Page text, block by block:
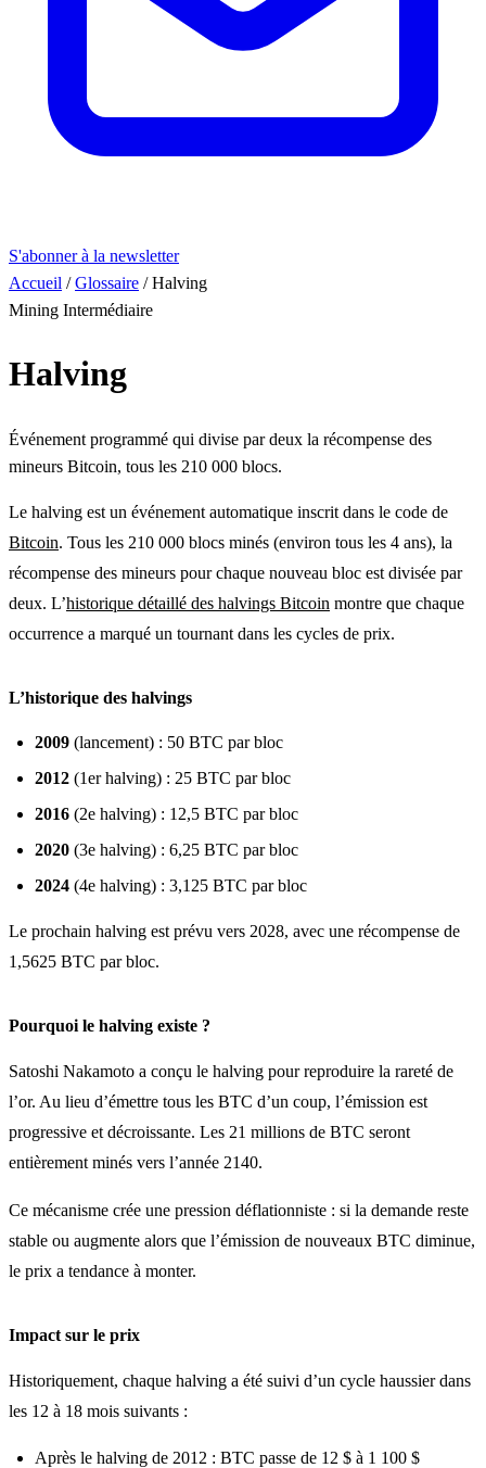
S'abonner à la newsletter
Accueil / Glossaire / Halving
Mining Intermédiaire
Halving
Événement programmé qui divise par deux la récompense des
mineurs Bitcoin, tous les 210 000 blocs.
Le halving est un événement automatique inscrit dans le code de
Bitcoin. Tous les 210 000 blocs minés (environ tous les 4 ans), la
récompense des mineurs pour chaque nouveau bloc est divisée par
deux. L’historique détaillé des halvings Bitcoin montre que chaque
occurrence a marqué un tournant dans les cycles de prix.
L’historique des halvings
2009 (lancement) : 50 BTC par bloc
2012 (1er halving) : 25 BTC par bloc
2016 (2e halving) : 12,5 BTC par bloc
2020 (3e halving) : 6,25 BTC par bloc
2024 (4e halving) : 3,125 BTC par bloc
Le prochain halving est prévu vers 2028, avec une récompense de
1,5625 BTC par bloc.
Pourquoi le halving existe ?
Satoshi Nakamoto a conçu le halving pour reproduire la rareté de
l’or. Au lieu d’émettre tous les BTC d’un coup, l’émission est
progressive et décroissante. Les 21 millions de BTC seront
entièrement minés vers l’année 2140.
Ce mécanisme crée une pression déflationniste : si la demande reste
stable ou augmente alors que l’émission de nouveaux BTC diminue,
le prix a tendance à monter.
Impact sur le prix
Historiquement, chaque halving a été suivi d’un cycle haussier dans
les 12 à 18 mois suivants :
Après le halving de 2012 : BTC passe de 12 $ à 1 100 $